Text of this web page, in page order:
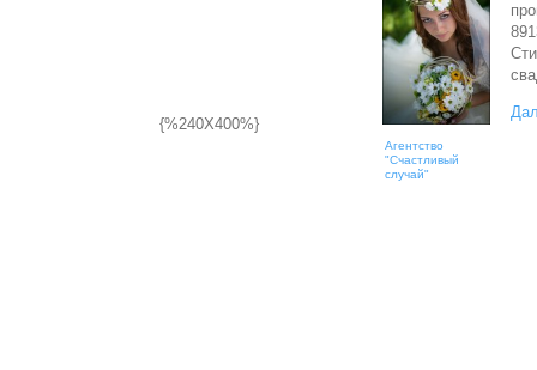
{%240X400%}
Агентство
"Счастливый
случай"